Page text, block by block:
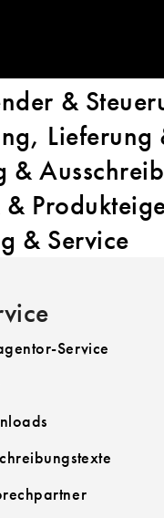
&
&
& Service
Service